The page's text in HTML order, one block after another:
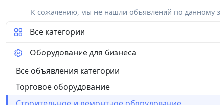
К сожалению, мы не нашли объявлений по данному
Все категории
Оборудование для бизнеса
Все объявления категории
Торговое оборудование